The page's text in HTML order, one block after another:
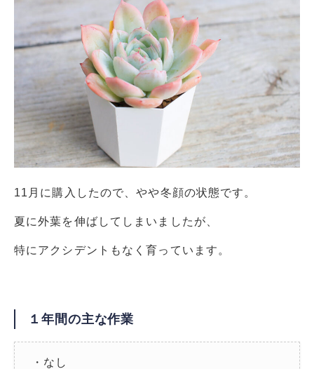
11月に購入したので、やや冬顔の状態です。
夏に外葉を伸ばしてしまいましたが、
特にアクシデントもなく育っています。
１年間の主な作業
・なし